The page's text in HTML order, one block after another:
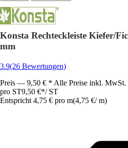
Konsta Rechteckleiste Kiefer/
mm
3.9(26 Bewertungen)
Preis — 9,50 € * Alle Preise inkl. MwSt.
pro ST9,50 €*/ ST
Entspricht 4,75 € pro m(4,75 €/ m)